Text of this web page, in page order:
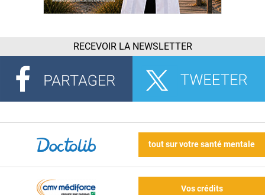
RECEVOIR LA NEWSLETTER
tout sur votre santé mentale
Vos crédits